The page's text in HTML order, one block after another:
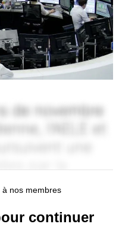
nos membres
continuer